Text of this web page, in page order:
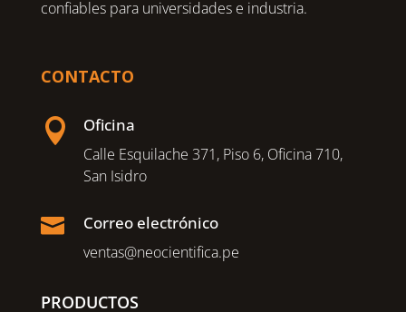
confiables para universidades e industria.
CONTACTO
 Oficina
Calle Esquilache 371, Piso 6, Oficina 710,
San Isidro
 Correo electrónico
ventas@neocientifica.pe
PRODUCTOS